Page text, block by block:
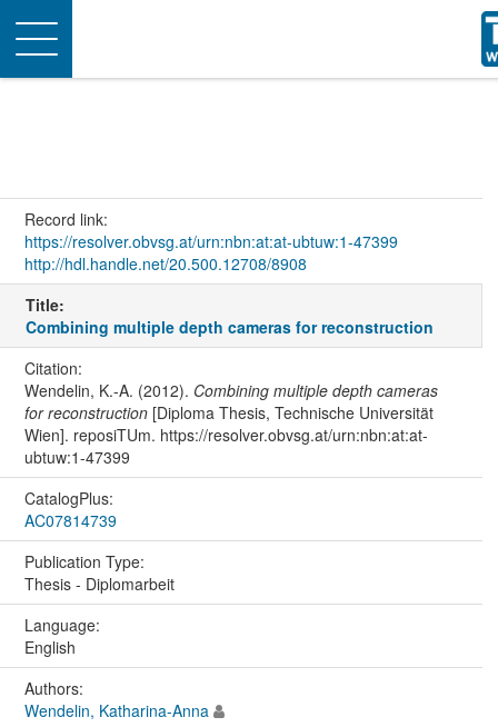
Toggle
navigation
Record link:
https://resolver.obvsg.at/urn:nbn:at:at-ubtuw:1-47399
http://hdl.handle.net/20.500.12708/8908
Title:
Combining multiple depth cameras for reconstruction
Citation:
Wendelin, K.-A. (2012). Combining multiple depth cameras
for reconstruction[Diploma Thesis, Technische Universität
Wien]. reposiTUm. https://resolver.obvsg.at/urn:nbn:at:at-
ubtuw:1-47399
CatalogPlus:
AC07814739
Publication Type:
Thesis - Diplomarbeit
Language:
English
Authors:
Wendelin, Katharina-Anna